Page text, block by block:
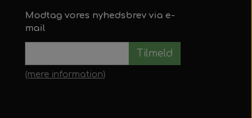
Modtag vores nyhedsbrev via e-
mail
Tilmeld
(mere information)